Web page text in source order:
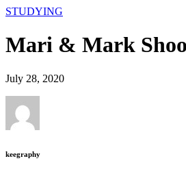
STUDYING
Mari & Mark
July 28, 2020
keegraphy